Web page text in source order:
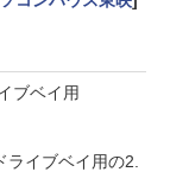
ブベイ用
イブベイ用の2.